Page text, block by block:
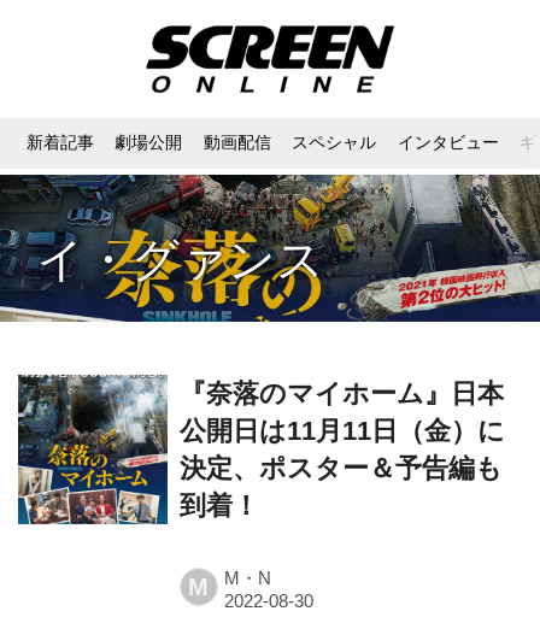
新着記事 劇場公開 動画配信 スペシャル インタビュー
イ・グァンス
『奈落のマイホーム』日本
公開日は11月11日（金）に
決定、ポスター＆予告編も
到着！
M M・N